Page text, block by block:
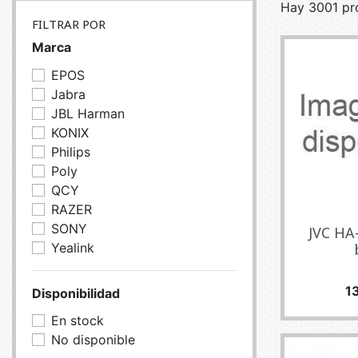
FILTRAR POR
Marca
EPOS
Jabra
JBL Harman
KONIX
Philips
Poly
QCY
RAZER
SONY
Yealink
Disponibilidad
En stock
No disponible
Hay 3001
JVC